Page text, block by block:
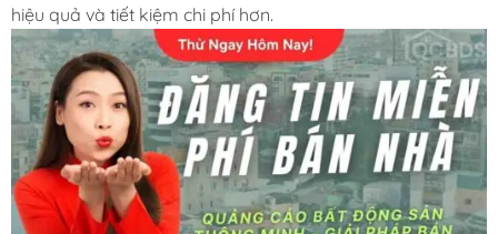
hiệu quả và tiết kiệm chi phí hơn.